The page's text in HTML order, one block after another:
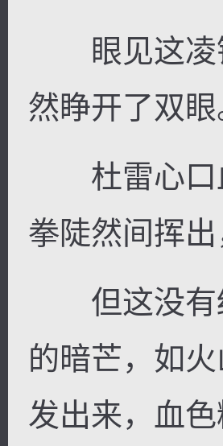
眼见这凌
然睁开了双眼
杜雷心口
拳陡然间挥
但这没有
的暗芒，如
发出来，血